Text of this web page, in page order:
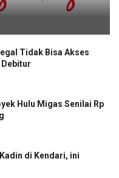
Tidak Bisa Akses
Debitur
Hulu Migas Senilai Rp
di Kendari, ini